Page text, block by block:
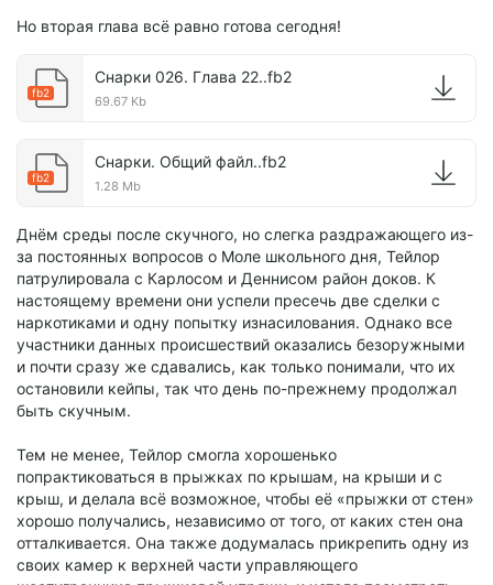
Но вторая глава всё равно готова сегодня!
fb2
Снарки 026. Глава 22..fb2
69.67 Kb
fb2
Снарки. Общий файл..fb2
1.28 Mb
Днём среды после скучного, но слегка раздражающего из-
за постоянных вопросов о Моле школьного дня, Тейлор
патрулировала с Карлосом и Деннисом район доков. К
настоящему времени они успели пресечь две сделки с
наркотиками и одну попытку изнасилования. Однако все
участники данных происшествий оказались безоружными
и почти сразу же сдавались, как только понимали, что их
остановили кейпы, так что день по-прежнему продолжал
быть скучным.
Тем не менее, Тейлор смогла хорошенько
попрактиковаться в прыжках по крышам, на крыши и с
крыш, и делала всё возможное, чтобы её «прыжки от стен»
хорошо получались, независимо от того, от каких стен она
отталкивается. Она также додумалась прикрепить одну из
своих камер к верхней части управляющего